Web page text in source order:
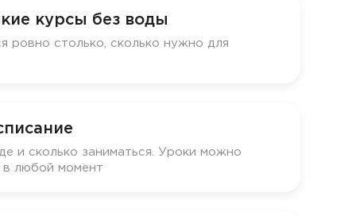
курсы без воды
ровно столько, сколько нужно для
и сколько заниматься. Уроки можно
в любой момент